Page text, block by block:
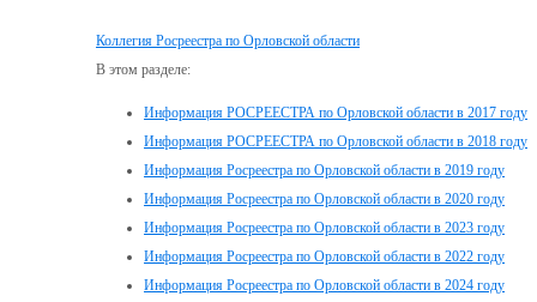
Коллегия Росреестра по Орловской области
В этом разделе:
Информация РОСРЕЕСТРА по Орловской области в 2017 году
Информация РОСРЕЕСТРА по Орловской области в 2018 году
Информация Росреестра по Орловской области в 2019 году
Информация Росреестра по Орловской области в 2020 году
Информация Росреестра по Орловской области в 2023 году
Информация Росреестра по Орловской области в 2022 году
Информация Росреестра по Орловской области в 2024 году